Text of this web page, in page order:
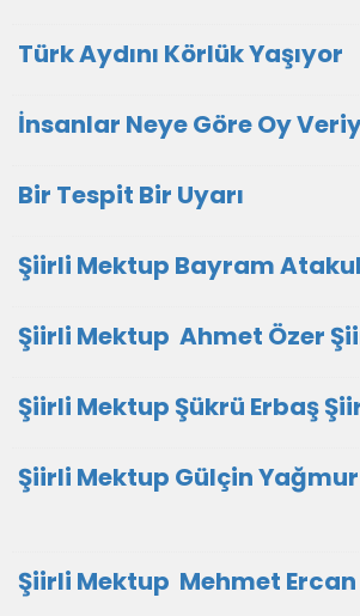
Türk Aydını Körlük Yaşıyor
İnsanlar Neye Göre Oy
Bir Tespit Bir Uyarı
Şiirli Mektup Bayram
Şiirli Mektup Ahmet Özer
Şiirli Mektup Şükrü Erbaş
Şiirli Mektup Gülçin
Şiirli Mektup Mehmet